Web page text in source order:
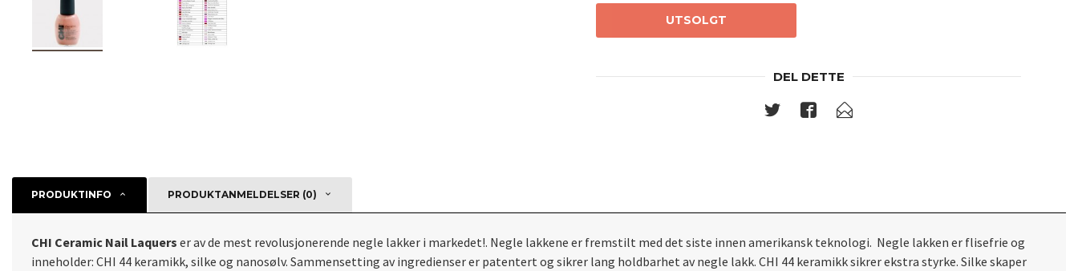
UTSOLGT
DEL DETTE
PRODUKTINFO PRODUKTANMELDELSER (0)
CHI Ceramic Nail Laquers er av de mest revolusjonerende negle lakker i markedet!. Negle lakkene er fremstilt med det siste innen amerikansk teknologi. Negle lakken er flisefrie og
inneholder: CHI 44 keramikk, silke og nanosølv. Sammensetting av ingredienser er patentert og sikrer lang holdbarhet av negle lakk. CHI 44 keramikk sikrer ekstra styrke. Silke skaper